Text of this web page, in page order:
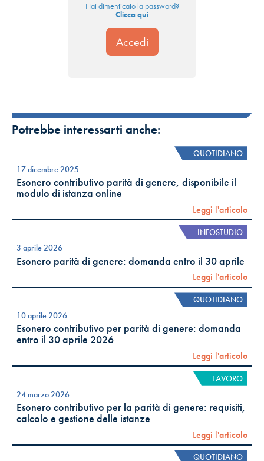
Hai dimenticato la password?
Clicca qui
Potrebbe interessarti anche:
QUOTIDIANO
17 dicembre 2025
Esonero contributivo parità di genere, disponibile il
modulo di istanza online
Leggi l'articolo
INFOSTUDIO
3 aprile 2026
Esonero parità di genere: domanda entro il 30 aprile
Leggi l'articolo
QUOTIDIANO
10 aprile 2026
Esonero contributivo per parità di genere: domanda
entro il 30 aprile 2026
Leggi l'articolo
LAVORO
24 marzo 2026
Esonero contributivo per la parità di genere: requisiti,
calcolo e gestione delle istanze
Leggi l'articolo
QUOTIDIANO